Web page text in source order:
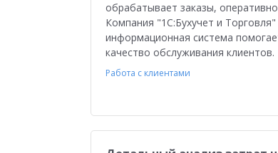
Мобильное приложение АЗС
Отраслевые решения
1С:ERP Управление предприятием
Обзор возможностей Для
обрабатывает заказы,
Компания "1С:Бухучет и
информационная система
качество обслуживания клиентов.
Работа с клиентами